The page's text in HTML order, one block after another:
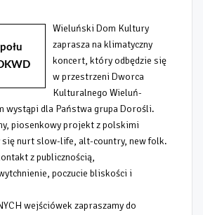
Wieluński Dom Kultury
zaprasza na klimatyczny
koncert, który odbędzie się
w przestrzeni Dworca
Kulturalnego Wieluń-
wystąpi dla Państwa grupa Dorośli.
piosenkowy projekt z polskimi
nurt slow-life, alt-country, new folk.
z publicznością,
poczucie bliskości i
wejściówek zapraszamy do